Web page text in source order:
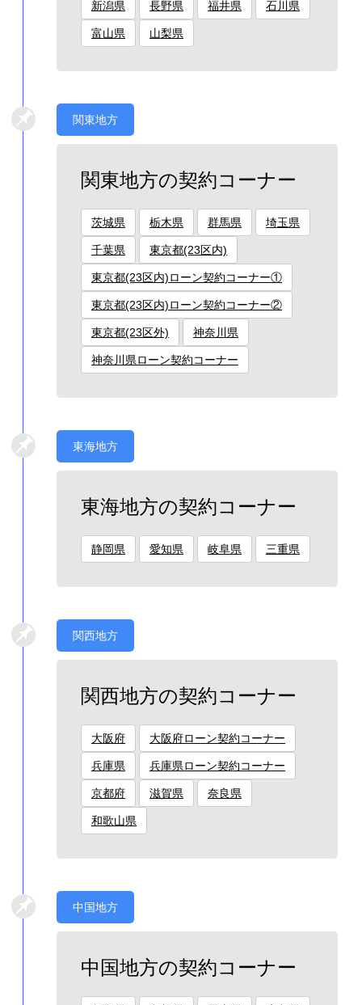
新潟県 長野県 福井県 石川県
富山県 山梨県
関東地方
関東地方の契約コーナー
茨城県 栃木県 群馬県 埼玉県
千葉県 東京都(23区内)
東京都(23区内)ローン契約コーナー①
東京都(23区内)ローン契約コーナー②
東京都(23区外) 神奈川県
神奈川県ローン契約コーナー
東海地方
東海地方の契約コーナー
静岡県 愛知県 岐阜県 三重県
関西地方
関西地方の契約コーナー
大阪府 大阪府ローン契約コーナー
兵庫県 兵庫県ローン契約コーナー
京都府 滋賀県 奈良県
和歌山県
中国地方
中国地方の契約コーナー